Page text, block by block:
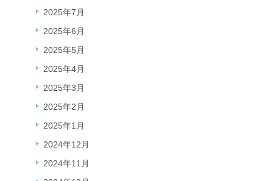
2025年7月
2025年6月
2025年5月
2025年4月
2025年3月
2025年2月
2025年1月
2024年12月
2024年11月